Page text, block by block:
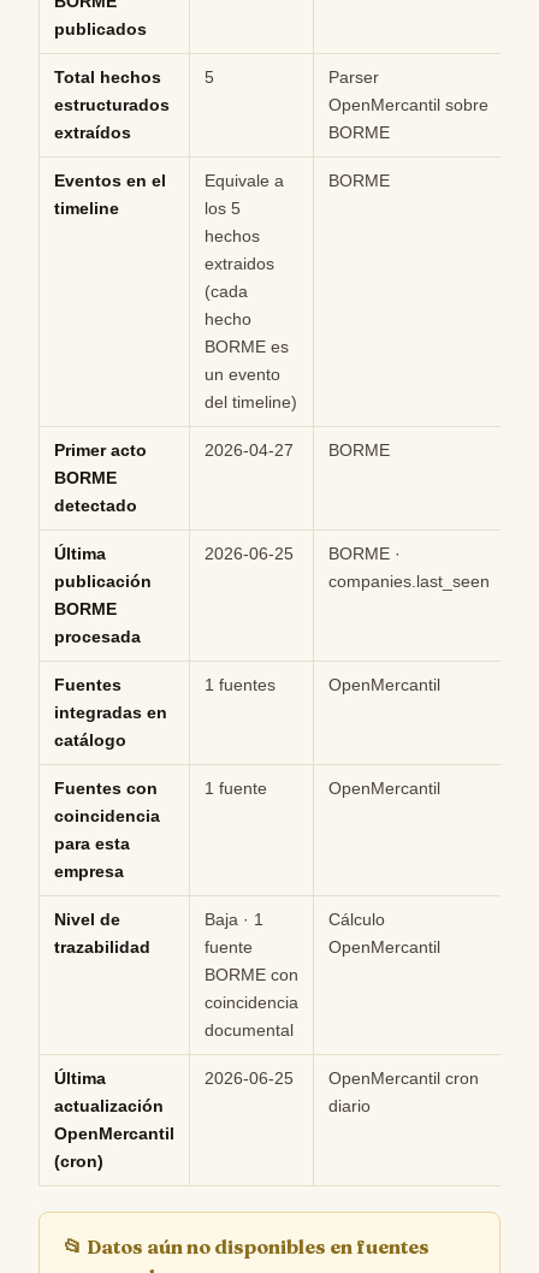
publicados
Total hechos
estructurados
extraídos
5
Parser
OpenMercantil sobre
BORME
Eventos en el
timeline
Equivale a
los 5
hechos
extraidos
(cada
hecho
BORME es
un evento
del timeline)
BORME
Primer acto
BORME
detectado
2026-04-27 BORME
Última
publicación
BORME
procesada
2026-06-25
BORME ·
companies.last_seen
Fuentes
integradas en
catálogo
1 fuentes OpenMercantil
Fuentes con
coincidencia
para esta
empresa
1 fuente OpenMercantil
Nivel de
trazabilidad
Baja · 1
fuente
BORME con
coincidencia
documental
Cálculo
OpenMercantil
Última
actualización
OpenMercantil
(cron)
2026-06-25
OpenMercantil cron
diario
📂 Datos aún no disponibles en fuentes